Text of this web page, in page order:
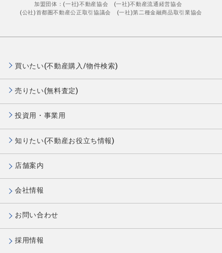
加盟団体：(一社)不動産協会 (一社)不動産流通経営協会
(公社)首都圏不動産公正取引協議会 (一社)第二種金融商品取引業協会
買いたい(不動産購入/物件検索)
売りたい(無料査定)
投資用・事業用
知りたい(不動産お役立ち情報)
店舗案内
会社情報
お問い合わせ
採用情報